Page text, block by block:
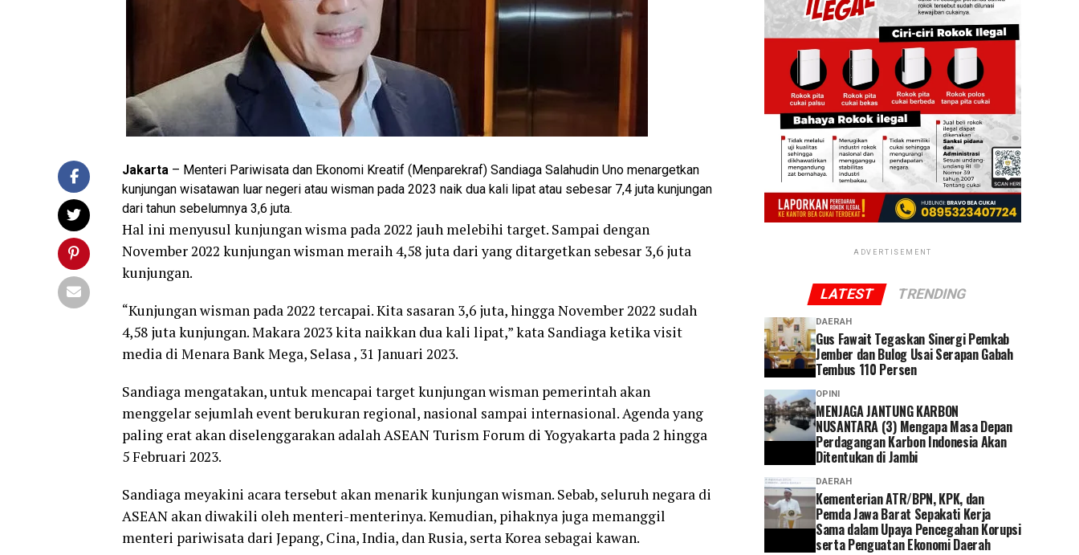
Jakarta – Menteri Pariwisata dan Ekonomi Kreatif (Menparekraf) Sandiaga Salahudin Uno menargetkan
kunjungan wisatawan luar negeri atau wisman pada 2023 naik dua kali lipat atau sebesar 7,4 juta kunjungan
dari tahun sebelumnya 3,6 juta.
Hal ini menyusul kunjungan wisma pada 2022 jauh melebihi target. Sampai dengan
November 2022 kunjungan wisman meraih 4,58 juta dari yang ditargetkan sebesar 3,6 juta
kunjungan.
“Kunjungan wisman pada 2022 tercapai. Kita sasaran 3,6 juta, hingga November 2022 sudah
4,58 juta kunjungan. Makara 2023 kita naikkan dua kali lipat,” kata Sandiaga ketika visit
media di Menara Bank Mega, Selasa , 31 Januari 2023.
Sandiaga mengatakan, untuk mencapai target kunjungan wisman pemerintah akan
menggelar sejumlah event berukuran regional, nasional sampai internasional. Agenda yang
paling erat akan diselenggarakan adalah ASEAN Turism Forum di Yogyakarta pada 2 hingga
5 Februari 2023.
Sandiaga meyakini acara tersebut akan menarik kunjungan wisman. Sebab, seluruh negara di
ASEAN akan diwakili oleh menteri-menterinya. Kemudian, pihaknya juga memanggil
menteri pariwisata dari Jepang, Cina, India, dan Rusia, serta Korea sebagai kawan.
ADVERTISEMENT
LATEST TRENDING
DAERAH
Gus Fawait Tegaskan Sinergi Pemkab
Jember dan Bulog Usai Serapan Gabah
Tembus 110 Persen
OPINI
MENJAGA JANTUNG KARBON
NUSANTARA (3) Mengapa Masa Depan
Perdagangan Karbon Indonesia Akan
Ditentukan di Jambi
DAERAH
Kementerian ATR/BPN, KPK, dan
Pemda Jawa Barat Sepakati Kerja
Sama dalam Upaya Pencegahan Korupsi
serta Penguatan Ekonomi Daerah